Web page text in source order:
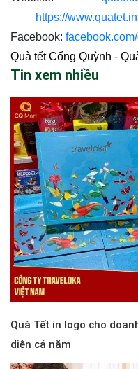
https://
Facebook:
Quà tết Cống Quỳnh -
Tin xem nhiều
Quà Tết in logo cho
diện cả năm